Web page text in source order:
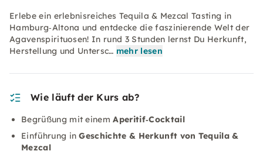
Erlebe ein erlebnisreiches Tequila & Mezcal Tasting in
Hamburg‑Altona und entdecke die faszinierende Welt der
Agavenspirituosen! In rund 3 Stunden lernst Du Herkunft,
Herstellung und Untersc… mehr lesen
Wie läuft der Kurs ab?
Begrüßung mit einemAperitif‑Cocktail
Einführung inGeschichte & Herkunft von Tequila &
Mezcal